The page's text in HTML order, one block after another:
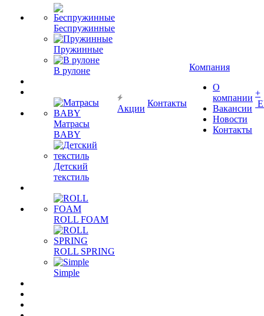
Беспружинные
Пружинные
В рулоне
Матрасы
BABY
Детский
текстиль
ROLL FOAM
ROLL SPRING
Simple
Акции
Контакты
Компания
О
компании
Вакансии
Новости
Контакты
+